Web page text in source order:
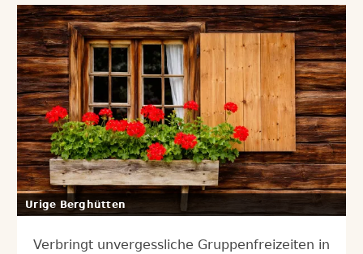
Urige Berghütten
Verbringt unvergessliche Gruppenfreizeiten in